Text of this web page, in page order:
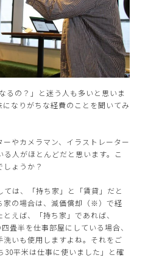
るの？」と迷う人も多いと思いま
なりがちな経費のことを聞いてみ
やカメラマン、イラストレーター
人がほとんどだと思います。こ
ょうか？
は、「持ち家」と「賃貸」だと
家の場合は、減価償却（※）で経
えば、「持ち家」であれば、
畳半を仕事部屋にしている場合、
いも使用しますよね。それをご
30平米は仕事に使いました」と確